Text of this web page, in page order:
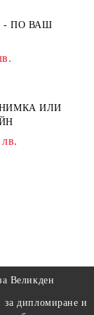
- ПО ВАШ
ИЛИ
Великден
за дипломиране и